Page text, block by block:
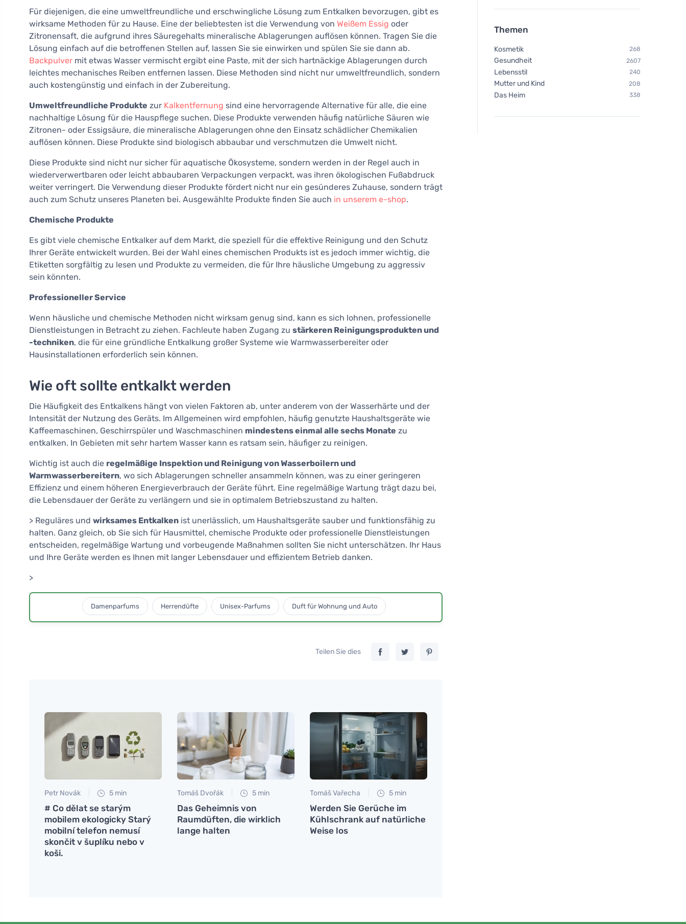
Für diejenigen, die eine umweltfreundliche und erschwingliche Lösung zum Entkalken bevorzugen, gibt es
wirksame Methoden für zu Hause. Eine der beliebtesten ist die Verwendung von Weißem Essig oder
Zitronensaft, die aufgrund ihres Säuregehalts mineralische Ablagerungen auflösen können. Tragen Sie die
Lösung einfach auf die betroffenen Stellen auf, lassen Sie sie einwirken und spülen Sie sie dann ab.
Backpulver mit etwas Wasser vermischt ergibt eine Paste, mit der sich hartnäckige Ablagerungen durch
leichtes mechanisches Reiben entfernen lassen. Diese Methoden sind nicht nur umweltfreundlich, sondern
auch kostengünstig und einfach in der Zubereitung.
Umweltfreundliche Produkte zur Kalkentfernung sind eine hervorragende Alternative für alle, die eine
nachhaltige Lösung für die Hauspflege suchen. Diese Produkte verwenden häufig natürliche Säuren wie
Zitronen- oder Essigsäure, die mineralische Ablagerungen ohne den Einsatz schädlicher Chemikalien
auflösen können. Diese Produkte sind biologisch abbaubar und verschmutzen die Umwelt nicht.
Diese Produkte sind nicht nur sicher für aquatische Ökosysteme, sondern werden in der Regel auch in
wiederverwertbaren oder leicht abbaubaren Verpackungen verpackt, was ihren ökologischen Fußabdruck
weiter verringert. Die Verwendung dieser Produkte fördert nicht nur ein gesünderes Zuhause, sondern trägt
auch zum Schutz unseres Planeten bei. Ausgewählte Produkte finden Sie auch in unserem e-shop.
Chemische Produkte
Es gibt viele chemische Entkalker auf dem Markt, die speziell für die effektive Reinigung und den Schutz
Ihrer Geräte entwickelt wurden. Bei der Wahl eines chemischen Produkts ist es jedoch immer wichtig, die
Etiketten sorgfältig zu lesen und Produkte zu vermeiden, die für Ihre häusliche Umgebung zu aggressiv
sein könnten.
Professioneller Service
Wenn häusliche und chemische Methoden nicht wirksam genug sind, kann es sich lohnen, professionelle
Dienstleistungen in Betracht zu ziehen. Fachleute haben Zugang zu stärkeren Reinigungsprodukten und
-techniken, die für eine gründliche Entkalkung großer Systeme wie Warmwasserbereiter oder
Hausinstallationen erforderlich sein können.
Wie oft sollte entkalkt werden
Die Häufigkeit des Entkalkens hängt von vielen Faktoren ab, unter anderem von der Wasserhärte und der
Intensität der Nutzung des Geräts. Im Allgemeinen wird empfohlen, häufig genutzte Haushaltsgeräte wie
Kaffeemaschinen, Geschirrspüler und Waschmaschinen mindestens einmal alle sechs Monate zu
entkalken. In Gebieten mit sehr hartem Wasser kann es ratsam sein, häufiger zu reinigen.
Wichtig ist auch die regelmäßige Inspektion und Reinigung von Wasserboilern und
Warmwasserbereitern, wo sich Ablagerungen schneller ansammeln können, was zu einer geringeren
Effizienz und einem höheren Energieverbrauch der Geräte führt. Eine regelmäßige Wartung trägt dazu bei,
die Lebensdauer der Geräte zu verlängern und sie in optimalem Betriebszustand zu halten.
> Reguläres und wirksames Entkalken ist unerlässlich, um Haushaltsgeräte sauber und funktionsfähig zu
halten. Ganz gleich, ob Sie sich für Hausmittel, chemische Produkte oder professionelle Dienstleistungen
entscheiden, regelmäßige Wartung und vorbeugende Maßnahmen sollten Sie nicht unterschätzen. Ihr Haus
und Ihre Geräte werden es Ihnen mit langer Lebensdauer und effizientem Betrieb danken.
>
Damenparfums Herrendüfte Unisex-Parfums Duft für Wohnung und Auto
Teilen Sie dies
Petr Novák 5 min
# Co dělat se starým
mobilem ekologicky Starý
mobilní telefon nemusí
skončit v šuplíku nebo v
koši.
Tomáš Dvořák 5 min
Das Geheimnis von
Raumdüften, die wirklich
lange halten
Tomáš Vařecha 5 min
Werden Sie Gerüche im
Kühlschrank auf natürliche
Weise los
Themen
Kosmetik 268
Gesundheit 2607
Lebensstil 240
Mutter und Kind 208
Das Heim 338